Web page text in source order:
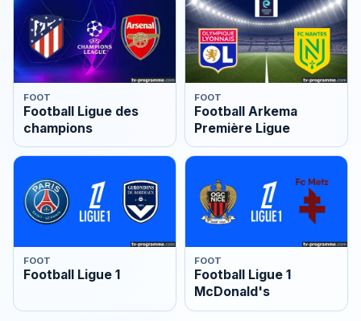
FOOT
Football Ligue des
champions
FOOT
Football Arkema
Première Ligue
FOOT
Football Ligue 1
FOOT
Football Ligue 1
McDonald's